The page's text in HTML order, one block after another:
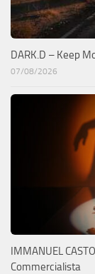
DARK.D – Keep
07/08/2026
IMMANUEL
Commercialista